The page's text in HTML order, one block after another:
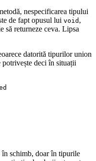
nespecificarea tipului
de fapt opusul lui void ,
să returneze ceva. Lipsa
datorită tipurilor union
potrivește deci în situații
schimb, doar în tipurile